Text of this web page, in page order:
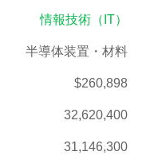
情報技術（IT）
半導体装置・材料
$260,898
32,620,400
31,146,300